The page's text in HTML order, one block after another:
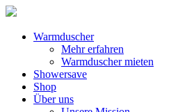
Warmduscher
Mehr erfahren
Warmduscher mieten
Showersave
Shop
Über uns